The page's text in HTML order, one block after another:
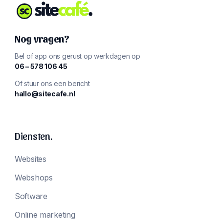
Nog vragen?
Bel of app ons gerust op werkdagen op
‪06 – 578 106 45‬
Of stuur ons een bericht
hallo@sitecafe.nl
Diensten.
Websites
Webshops
Software
Online marketing